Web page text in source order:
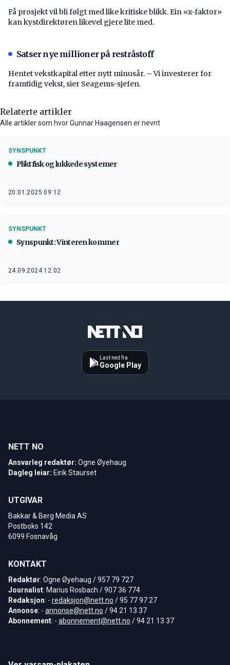
Få prosjekt vil bli følgt med like kritiske blikk. Ein «x-faktor»
kan kystdirektøren likevel gjere lite med.
Satser nye millioner på restråstoff
Hentet vekstkapital etter nytt minusår. – Vi investerer for
framtidig vekst, sier Seagems-sjefen.
Relaterte artikler
Alle artikler som hvor Gunnar Haagensen er nevnt
SYNSPUNKT
Pliktfisk og lukkede systemer
20.01.2025 09:12
SYNSPUNKT
Synspunkt: Vinteren kommer
24.09.2024 12:02
Last ned fra
Google Play
NETT NO
Ansvarleg redaktør: Ogne Øyehaug
Dagleg leiar: Eirik Staurset
UTGIVAR
Bakkar & Berg Media AS
Postboks 142
6099 Fosnavåg
KONTAKT
Redaktør: Ogne Øyehaug / 957 79 727
Journalist: Marius Rosbach / 907 36 774
Redaksjon: - redaksjon@nett.no / 95 77 97 27
Annonse: - annonse@nett.no / 94 21 13 37
Abonnement: - abonnement@nett.no / 94 21 13 37